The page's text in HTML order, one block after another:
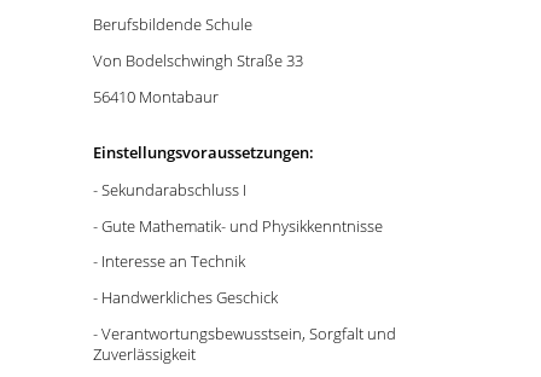
Berufsbildende Schule
Von Bodelschwingh Straße 33
56410 Montabaur
Einstellungsvoraussetzungen:
- Sekundarabschluss I
- Gute Mathematik- und Physikkenntnisse
- Interesse an Technik
- Handwerkliches Geschick
- Verantwortungsbewusstsein, Sorgfalt und
Zuverlässigkeit